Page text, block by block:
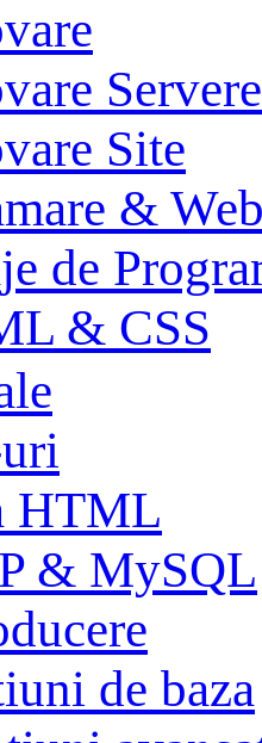
Servere
Site
&
de
& CSS
HTML
& MySQL
de baza